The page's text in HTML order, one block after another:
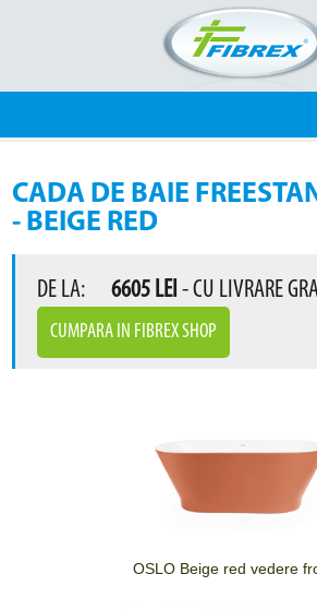
CADA DE BAIE
- BEIGE RED
DE LA: 6605 LEI - CU LIVRARE
CUMPARA IN FIBREX SHOP
OSLO Beige red vedere